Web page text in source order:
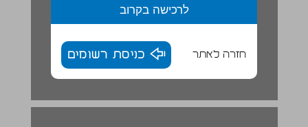
לרכישה בקרוב
חזרה לאתר כניסת רשומים